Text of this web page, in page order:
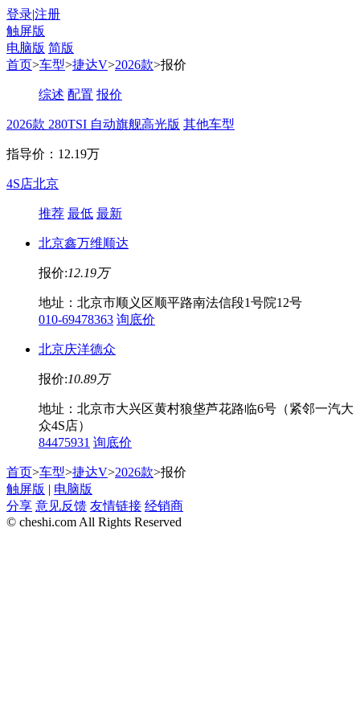
登录|注册
触屏版
电脑版 简版
首页>车型>捷达V>2026款>报价
综述 配置 报价
2026款 280TSI 自动旗舰高光版 其他车型
指导价：12.19万
4S店北京
推荐 最低 最新
北京鑫万维顺达
报价:12.19万
地址：北京市顺义区顺平路南法信段1号院12号
010-69478363 询底价
北京庆洋德众
报价:10.89万
地址：北京市大兴区黄村狼垡芦花路临6号（紧邻一汽大
众4S店）
84475931 询底价
首页>车型>捷达V>2026款>报价
触屏版 | 电脑版
分享 意见反馈 友情链接 经销商
© cheshi.com All Rights Reserved